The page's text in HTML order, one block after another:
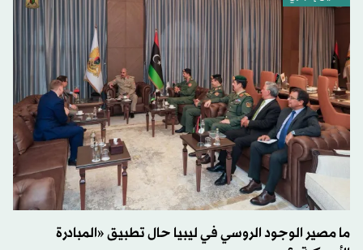
ما مصير الوجود الروسي في ليبيا حال تطبيق «المبادرة